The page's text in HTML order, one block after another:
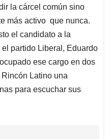
la cárcel común sino
más activo que nunca.
el candidato a la
partido Liberal, Eduardo
ese cargo en dos
Latino una
para escuchar sus